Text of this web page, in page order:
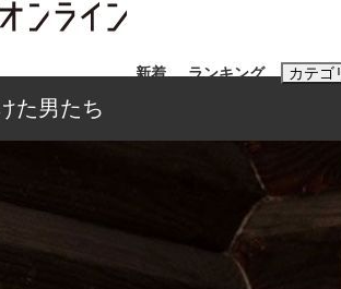
新着 ランキング カテゴ
おすすめのキ
#藤田晋
た男たち